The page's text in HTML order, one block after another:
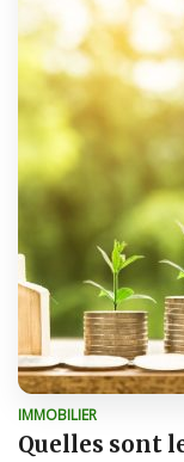
IMMOBILIER
Quelles sont